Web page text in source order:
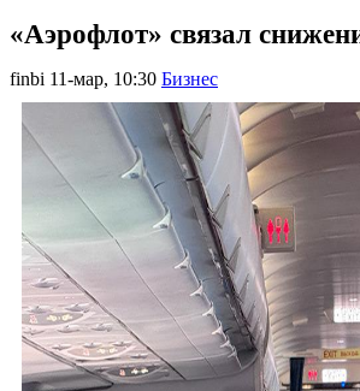
«Аэрофлот» связал
finbi 11-мар, 10:30 Бизнес